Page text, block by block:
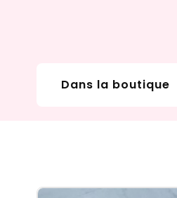
Dans la boutique